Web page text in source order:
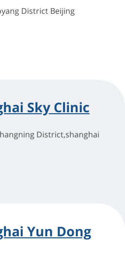
District Beijing
Sky Clinic
District,shanghai
Yun Dong